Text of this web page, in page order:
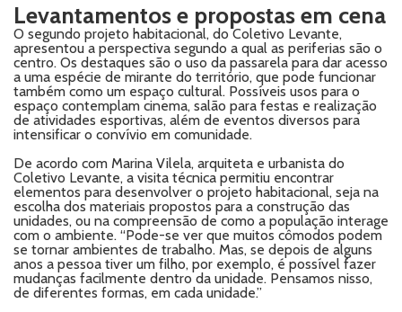
Levantamentos e propostas em cena
O segundo projeto habitacional, do Coletivo Levante,
apresentou a perspectiva segundo a qual as periferias são o
centro. Os destaques são o uso da passarela para dar acesso
a uma espécie de mirante do território, que pode funcionar
também como um espaço cultural. Possíveis usos para o
espaço contemplam cinema, salão para festas e realização
de atividades esportivas, além de eventos diversos para
intensificar o convívio em comunidade.
De acordo com Marina Vilela, arquiteta e urbanista do
Coletivo Levante, a visita técnica permitiu encontrar
elementos para desenvolver o projeto habitacional, seja na
escolha dos materiais propostos para a construção das
unidades, ou na compreensão de como a população interage
com o ambiente. “Pode-se ver que muitos cômodos podem
se tornar ambientes de trabalho. Mas, se depois de alguns
anos a pessoa tiver um filho, por exemplo, é possível fazer
mudanças facilmente dentro da unidade. Pensamos nisso,
de diferentes formas, em cada unidade.”